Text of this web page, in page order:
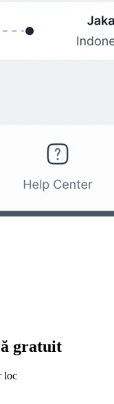
gratuit
loc